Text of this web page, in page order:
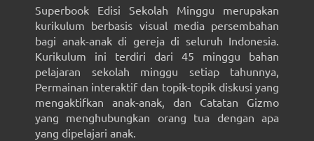
Superbook Edisi Sekolah Minggu merupakan
kurikulum berbasis visual media persembahan
bagi anak-anak di gereja di seluruh Indonesia.
Kurikulum ini terdiri dari 45 minggu bahan
pelajaran sekolah minggu setiap tahunnya,
Permainan interaktif dan topik-topik diskusi yang
mengaktifkan anak-anak, dan Catatan Gizmo
yang menghubungkan orang tua dengan apa
yang dipelajari anak.